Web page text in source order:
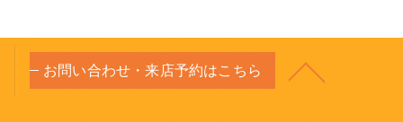
お問い合わせ・来店予約はこちら